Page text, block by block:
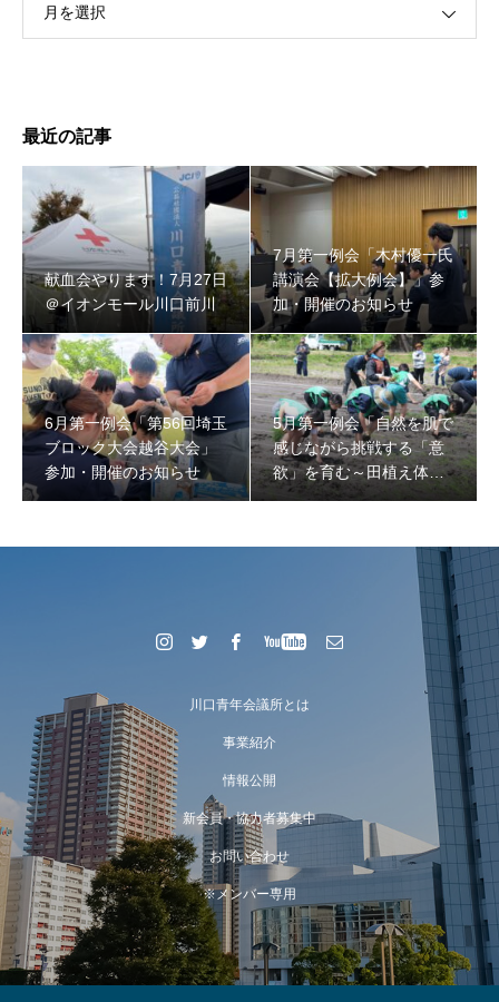
月を選択
最近の記事
献血会やります！7月27日
＠イオンモール川口前川
7月第一例会「木村優一氏
講演会【拡大例会】」参
加・開催のお知らせ
6月第一例会「第56回埼玉
ブロック大会越谷大会」
参加・開催のお知らせ
5月第一例会「自然を肌で
感じながら挑戦する「意
欲」を育む～田植え体験
～」開催のお知らせ
川口青年会議所とは
事業紹介
情報公開
新会員・協力者募集中
お問い合わせ
※メンバー専用